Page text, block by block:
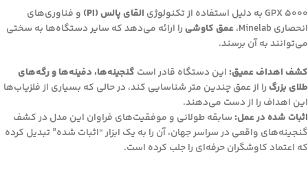
GPX 5000 به دلیل استفاده از تکنولوژی القای پالس (PI)
و فناوری‌های
انحصاری Minelab،
عمق کاوشیرا ارائه می‌دهد که سایر دستگاه‌ها به سختی
می‌توانند به آن برسند.
کشف اهداف عمیق: این دستگاه قادر است گنجینه‌ها، دفینه‌ها و رگه‌های
طلای بزرگرا از عمق چندین متر شناسایی کند، در حالی که بسیاری از فلزیاب‌ها
این اهداف را از دست می‌دهند.
اثبات شده در عمل: سابقه طولانی و موفقیت‌های فراوان این مدل در کشف
گنجینه‌های واقعی در سراسر جهان، آن را به یک ابزار “اثبات شده” تبدیل کرده
که اعتماد کاوشگران حرفه‌ای را جلب کرده است.